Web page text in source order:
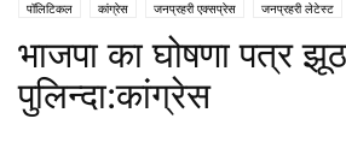
पॉलिटिकल कांग्रेस जनप्रहरी एक्सप्रेस जनप्रहरी लेटेस्ट
भाजपा का घोषणा पत्र
पुलिन्दा:कांग्रेस